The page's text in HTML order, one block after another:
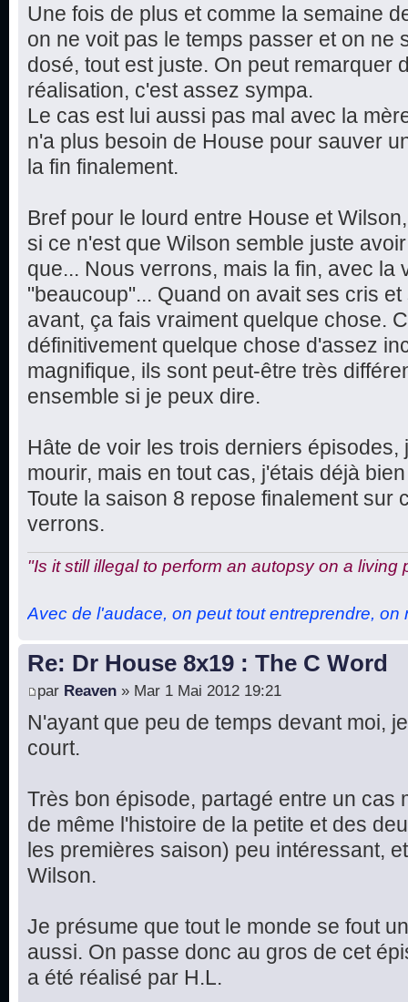
Une fois de plus et comme la semaine
on ne voit pas le temps passer et on ne
dosé, tout est juste. On peut remarquer
réalisation, c'est assez sympa.
Le cas est lui aussi pas mal avec la
n'a plus besoin de House pour sauver
la fin finalement.
Bref pour le lourd entre House et
si ce n'est que Wilson semble juste
que... Nous verrons, mais la fin, avec la
"beaucoup"... Quand on avait ses cris
avant, ça fais vraiment quelque chose.
définitivement quelque chose d'assez
magnifique, ils sont peut-être très
ensemble si je peux dire.
Hâte de voir les trois derniers
mourir, mais en tout cas, j'étais déjà
Toute la saison 8 repose finalement sur
verrons.
"Is it still illegal to perform an autopsy on a living
Avec de l'audace, on peut tout entreprendre, on
Re: Dr House 8x19 : The C Word
par Reaven » Mar 1 Mai 2012 19:21
N'ayant que peu de temps devant moi,
court.
Très bon épisode, partagé entre un cas
de même l'histoire de la petite et des
les premières saison) peu intéressant,
Wilson.
Je présume que tout le monde se fout
aussi. On passe donc au gros de cet
a été réalisé par H.L.